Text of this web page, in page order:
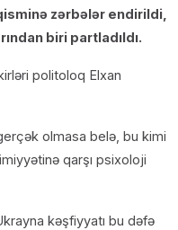
zərbələr endirildi,
biri partladıldı.
politoloq Elxan
olmasa belə, bu kimi
qarşı psixoloji
kəşfiyyatı bu dəfə